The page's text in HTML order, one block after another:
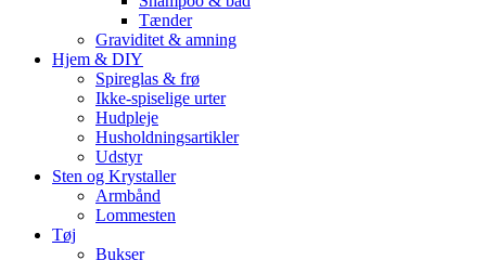
Tænder
Graviditet & amning
Hjem & DIY
Spireglas & frø
Ikke-spiselige urter
Hudpleje
Husholdningsartikler
Udstyr
Sten og Krystaller
Armbånd
Lommesten
Tøj
Bukser